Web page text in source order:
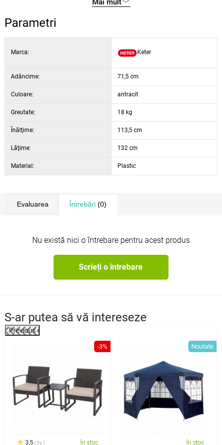
Parametri
Marca: Keter
Adâncime: 71,5 cm
Culoare: antracit
Greutate: 18 kg
Înălţime: 113,5 cm
Lăţime: 132 cm
Material: Plastic
Evaluarea Întrebări(0)
Nu există nici o întrebare pentru acest produs
Scrieți o întrebare
S-ar putea să vă intereseze
Previous
-3%
3,5 3x în stoc
Noutate
în stoc